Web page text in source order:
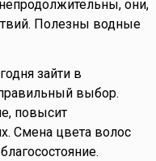
они,
Полезны водные
зайти в
выбор.
повысит
Смена цвета волос